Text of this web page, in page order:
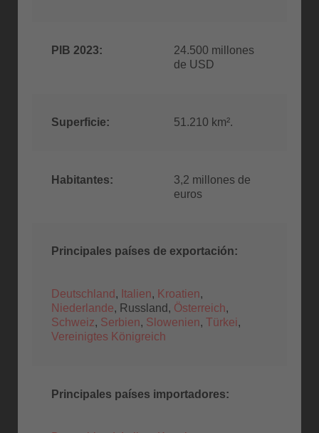
PIB 2023:
24.500 millones
de USD
Superficie: 51.210 km².
Habitantes:
3,2 millones de
euros
Principales países de exportación:
Deutschland , Italien, Kroatien,
Niederlande, Russland, Österreich,
Schweiz, Serbien, Slowenien,Türkei,
Vereinigtes Königreich
Principales países importadores: